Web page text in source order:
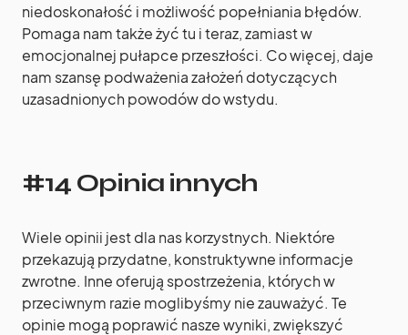
niedoskonałość i możliwość popełniania błędów.
Pomaga nam także żyć tu i teraz, zamiast w
emocjonalnej pułapce przeszłości. Co więcej, daje
nam szansę podważenia założeń dotyczących
uzasadnionych powodów do wstydu.
#14 Opinia innych
Wiele opinii jest dla nas korzystnych. Niektóre
przekazują przydatne, konstruktywne informacje
zwrotne. Inne oferują spostrzeżenia, których w
przeciwnym razie moglibyśmy nie zauważyć. Te
opinie mogą poprawić nasze wyniki, zwiększyć